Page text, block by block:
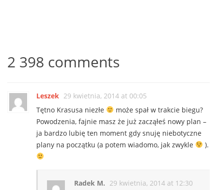
2 398 comments
Leszek 29 kwietnia, 2014 at 00:05
Tętno Krasusa niezłe
może spał w trakcie biegu?
Powodzenia, fajnie masz że już zacząłeś nowy plan –
ja bardzo lubię ten moment gdy snuję niebotyczne
plany na początku (a potem wiadomo, jak zwykle
).
Radek M. 29 kwietnia, 2014 at 12:30